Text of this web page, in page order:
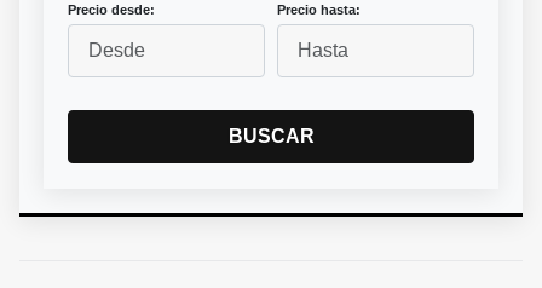
Precio desde: Precio hasta:
BUSCAR